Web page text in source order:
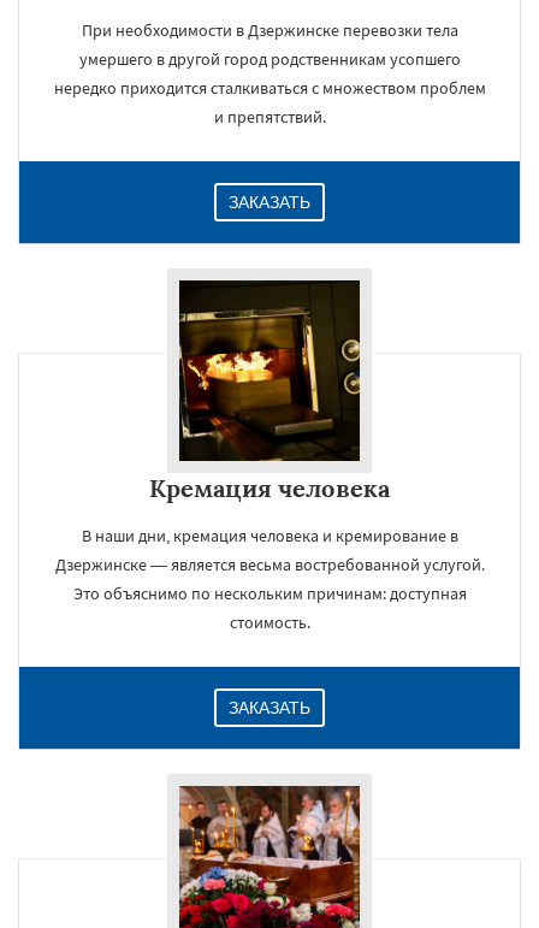
При необходимости в Дзержинске перевозки тела
умершего в другой город родственникам усопшего
нередко приходится сталкиваться с множеством проблем
и препятствий.
ЗАКАЗАТЬ
Кремация человека
В наши дни, кремация человека и кремирование в
Дзержинске — является весьма востребованной услугой.
Это объяснимо по нескольким причинам: доступная
стоимость.
ЗАКАЗАТЬ